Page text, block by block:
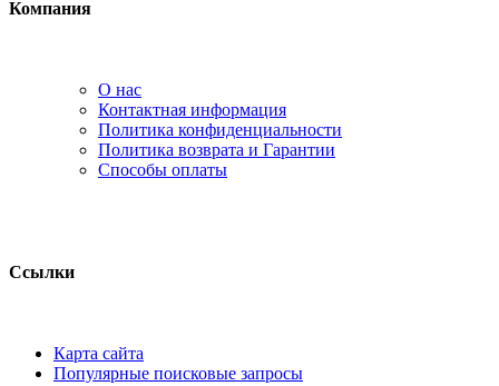
Компания
О нас
Контактная информация
Политика конфиденциальности
Политика возврата и Гарантии
Способы оплаты
Ссылки
Карта сайта
Популярные поисковые запросы